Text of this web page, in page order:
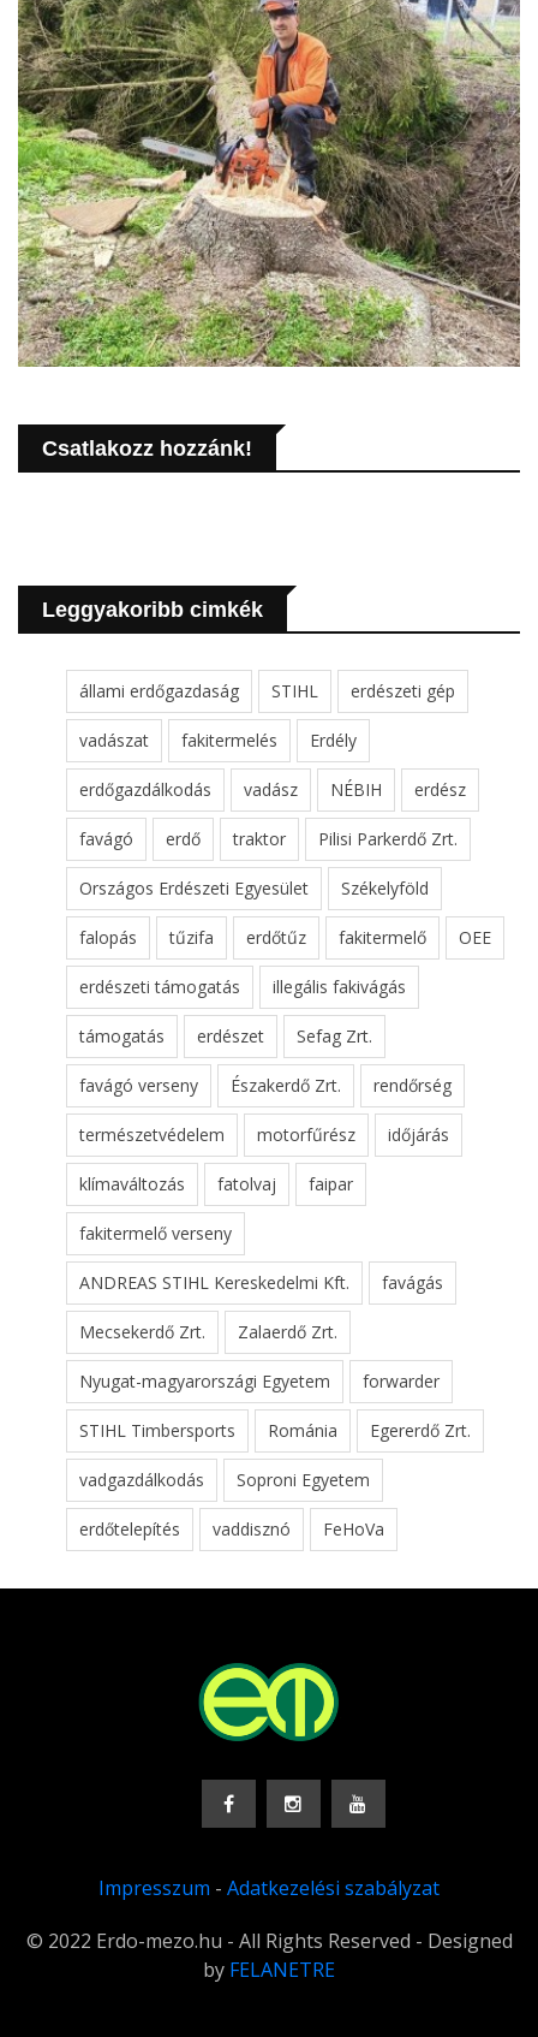
Csatlakozz hozzánk!
Leggyakoribb cimkék
állami erdőgazdaság STIHL erdészeti gép
vadászat fakitermelés Erdély
erdőgazdálkodás vadász NÉBIH erdész
favágó erdő traktor Pilisi Parkerdő Zrt.
Országos Erdészeti Egyesület Székelyföld
falopás tűzifa erdőtűz fakitermelő OEE
erdészeti támogatás illegális fakivágás
támogatás erdészet Sefag Zrt.
favágó verseny Északerdő Zrt. rendőrség
természetvédelem motorfűrész időjárás
klímaváltozás fatolvaj faipar
fakitermelő verseny
ANDREAS STIHL Kereskedelmi Kft. favágás
Mecsekerdő Zrt. Zalaerdő Zrt.
Nyugat-magyarországi Egyetem forwarder
STIHL Timbersports Románia Egererdő Zrt.
vadgazdálkodás Soproni Egyetem
erdőtelepítés vaddisznó FeHoVa
Impresszum - Adatkezelési szabályzat
© 2022 Erdo-mezo.hu - All Rights Reserved - Designed
by FELANETRE